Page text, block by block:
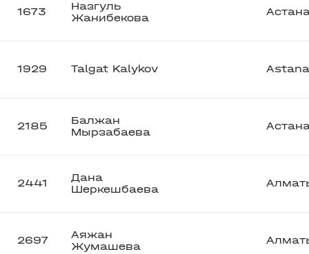
1673
Назгуль
Жанибекова
1929 Talgat Kalykov Astana
2185
Балжан
Мырзабаева
2441
Дана
Шеркешбаева
2697
Аяжан
Жумашева